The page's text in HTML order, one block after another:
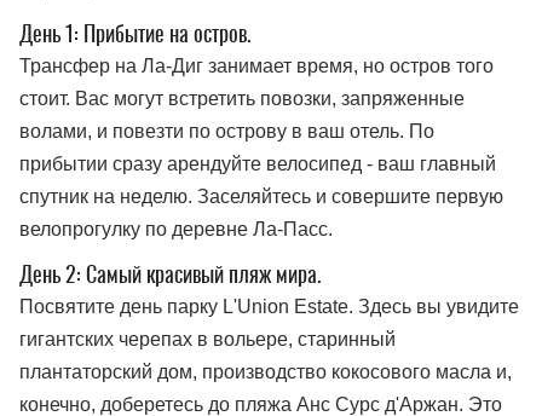
День 1: Прибытие на остров.
Трансфер на Ла-Диг занимает время, но остров того
стоит. Вас могут встретить повозки, запряженные
волами, и повезти по острову в ваш отель. По
прибытии сразу арендуйте велосипед - ваш главный
спутник на неделю. Заселяйтесь и совершите первую
велопрогулку по деревне Ла-Пасс.
День 2: Самый красивый пляж мира.
Посвятите день парку L'Union Estate. Здесь вы увидите
гигантских черепах в вольере, старинный
плантаторский дом, производство кокосового масла и,
конечно, доберетесь до пляжа Анс Сурс д'Аржан. Это